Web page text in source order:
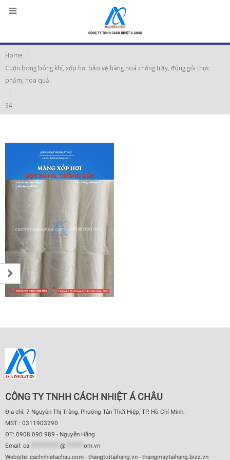
Home
Cuộn bong bóng khí, xốp hơi bảo vệ hàng hoá chống trầy, đóng gói thực
phẩm, hoa quả
94
CÔNG TY TNHH CÁCH NHIỆT Á CHÂU
Địa chỉ: 7 Nguyễn Thị Tràng, Phường Tân Thới Hiệp, TP. Hồ Chí Minh.
MST : 0311903290
ĐT: 0908 090 989 - Nguyễn Hằng
Email: ca @
om.vn
Website: cachnhietachau.com - thangtoitaihang.vn - thangmaytaihang.bizz.vn